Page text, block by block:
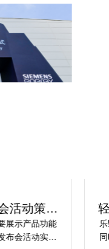
活动策划
展示产品功能
会活动实现